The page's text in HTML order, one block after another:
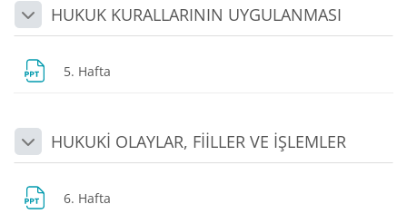
DaraltHUKUK KURALLARININ UYGULANMASI
5. Hafta
DaraltHUKUKİ OLAYLAR, FİİLLER VE İŞLEMLER
6. Hafta